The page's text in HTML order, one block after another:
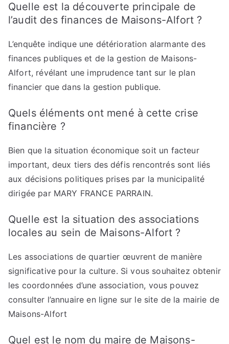
Quelle est la découverte principale de
l’audit des finances de Maisons-Alfort ?
L’enquête indique une détérioration alarmante des
finances publiques et de la gestion de Maisons-
Alfort, révélant une imprudence tant sur le plan
financier que dans la gestion publique.
Quels éléments ont mené à cette crise
financière ?
Bien que la situation économique soit un facteur
important, deux tiers des défis rencontrés sont liés
aux décisions politiques prises par la municipalité
dirigée par MARY FRANCE PARRAIN.
Quelle est la situation des associations
locales au sein de Maisons-Alfort ?
Les associations de quartier œuvrent de manière
significative pour la culture. Si vous souhaitez obtenir
les coordonnées d’une association, vous pouvez
consulter l’annuaire en ligne sur le site de la mairie de
Maisons-Alfort
Quel est le nom du maire de Maisons-